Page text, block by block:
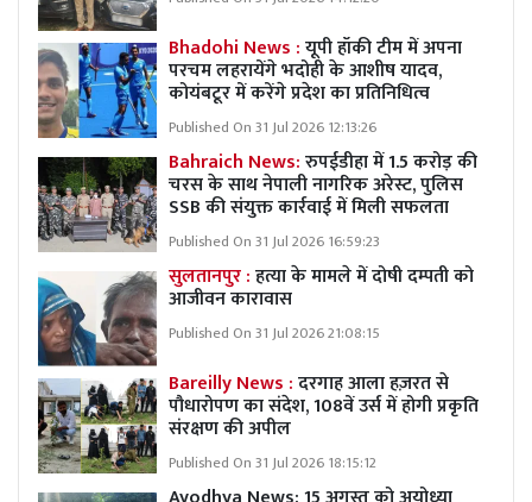
Bhadohi News :यूपी हॉकी टीम में अपना
परचम लहरायेंगे भदोही के आशीष यादव,
कोयंबटूर में करेंगे प्रदेश का प्रतिनिधित्व
Published On 31 Jul 2026 12:13:26
Bahraich News:रुपईडीहा में 1.5 करोड़ की
चरस के साथ नेपाली नागरिक अरेस्ट, पुलिस
SSB की संयुक्त कार्रवाई में मिली सफलता
Published On 31 Jul 2026 16:59:23
सुलतानपुर :हत्या के मामले में दोषी दम्पती को
आजीवन कारावास
Published On 31 Jul 2026 21:08:15
Bareilly News :दरगाह आला हज़रत से
पौधारोपण का संदेश, 108वें उर्स में होगी प्रकृति
संरक्षण की अपील
Published On 31 Jul 2026 18:15:12